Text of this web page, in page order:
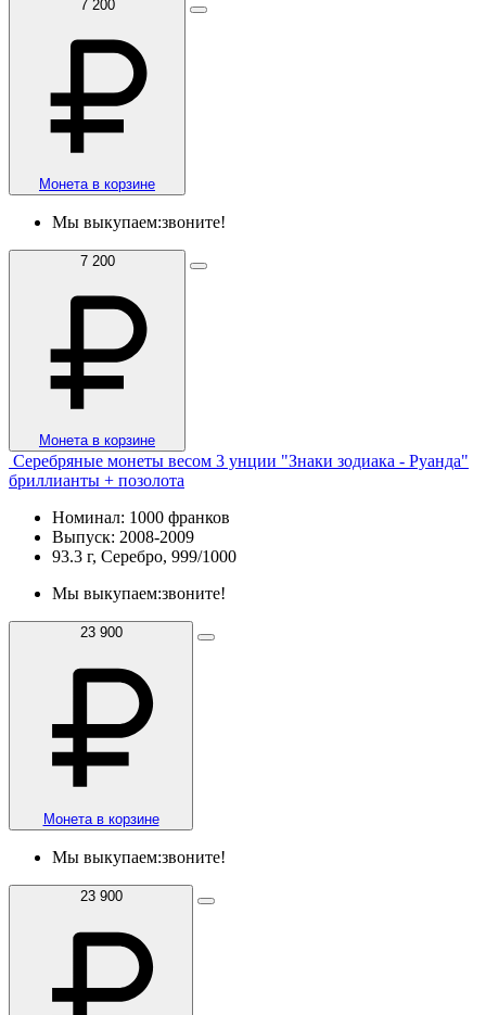
7 200
Монета в корзине
Мы выкупаем:звоните!
7 200
Монета в корзине
Серебряные монеты весом 3 унции "Знаки зодиака - Руанда"
бриллианты + позолота
Номинал: 1000 франков
Выпуск: 2008-2009
93.3 г, Серебро, 999/1000
Мы выкупаем:звоните!
23 900
Монета в корзине
Мы выкупаем:звоните!
23 900